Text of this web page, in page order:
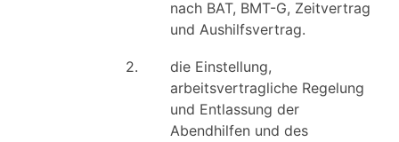
nach BAT, BMT-G, Zeitvertrag
und Aushilfsvertrag.
2.
die Einstellung,
arbeitsvertragliche Regelung
und Entlassung der
Abendhilfen und des